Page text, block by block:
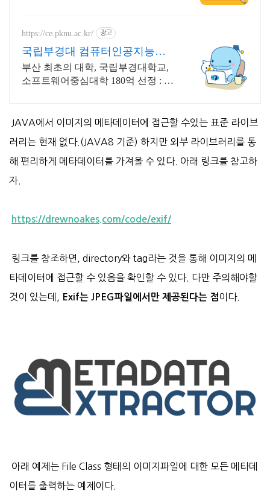
https://ce.pknu.ac.kr/ 광고
국립부경대 컴퓨터인공지능학
부
부산 최초의 대학, 국립부경대학교,
소프트웨어중심대학 180억 선정 : 과
JAVA에서 이미지의 메타데이터에 접근할 수있는 표준 라이브
러리는 현재 없다.(JAVA8 기준) 하지만 외부 라이브러리를 통
해 편리하게 메타데이터를 가져올 수 있다. 아래 링크를 참고하
자.
https://drewnoakes.com/code/exif/
링크를 참조하면, directory와 tag라는 것을 통해 이미지의 메
타데이터에 접근할 수 있음을 확인할 수 있다. 다만 주의해야할
것이 있는데,
Exif는 JPEG파일에서만 제공된다는 점이다.
아래 예제는 File Class 형태의 이미지파일에 대한 모든 메타데
이터를 출력하는 예제이다.